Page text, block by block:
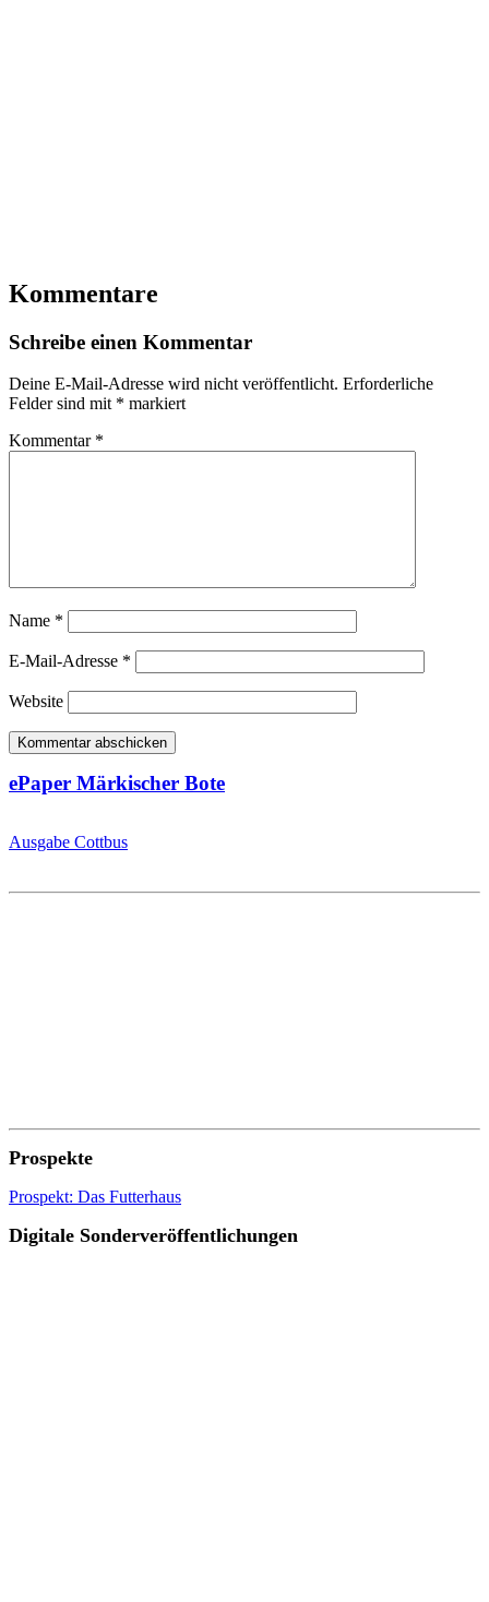
Kommentare
Schreibe einen Kommentar
Deine E-Mail-Adresse wird nicht veröffentlicht. Erforderliche
Felder sind mit * markiert
Kommentar *
Name *
E-Mail-Adresse *
Website
ePaper Märkischer Bote
Ausgabe Cottbus
Prospekte
Prospekt: Das Futterhaus
Digitale Sonderveröffentlichungen